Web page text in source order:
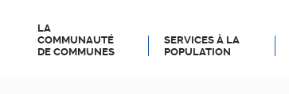
LA
COMMUNAUTÉ
DE COMMUNES
SERVICES À LA
POPULATION